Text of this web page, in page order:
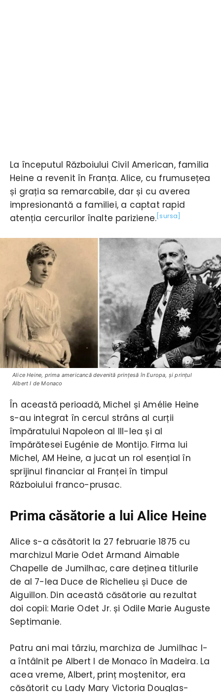
La începutul Războiului Civil American, familia
Heine a revenit în Franța. Alice, cu frumusețea
și grația sa remarcabile, dar și cu averea
impresionantă a familiei, a captat rapid
atenția cercurilor înalte pariziene. [sursa]
Alice Heine, prima americancă devenită prinţesă în Europa, şi prinţul
Albert I de Monaco
În această perioadă, Michel și Amélie Heine
s-au integrat în cercul strâns al curții
împăratului Napoleon al III-lea și al
împărătesei Eugénie de Montijo. Firma lui
Michel, AM Heine, a jucat un rol esențial în
sprijinul financiar al Franței în timpul
Războiului franco-prusac.
Prima căsătorie a lui Alice Heine
Alice s-a căsătorit la 27 februarie 1875 cu
marchizul Marie Odet Armand Aimable
Chapelle de Jumilhac, care deținea titlurile
de al 7-lea Duce de Richelieu și Duce de
Aiguillon. Din această căsătorie au rezultat
doi copii: Marie Odet Jr. și Odile Marie Auguste
Septimanie.
Patru ani mai târziu, marchiza de Jumilhac l-
a întâlnit pe Albert I de Monaco în Madeira. La
acea vreme, Albert, prinț moștenitor, era
căsătorit cu Lady Mary Victoria Douglas-